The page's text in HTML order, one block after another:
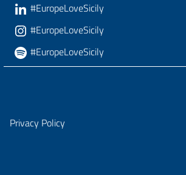
#EuropeLoveSicily
#EuropeLoveSicily
#EuropeLoveSicily
Privacy Policy